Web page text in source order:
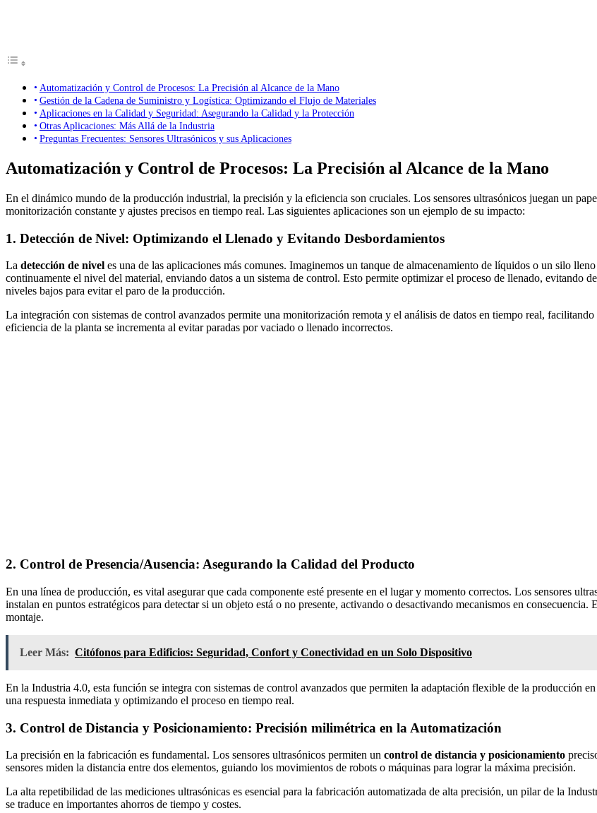
Automatización y Control de Procesos: La Precisión al Alcance de la Mano
Gestión de la Cadena de Suministro y Logística: Optimizando el Flujo de Materiales
Aplicaciones en la Calidad y Seguridad: Asegurando la Calidad y la Protección
Otras Aplicaciones: Más Allá de la Industria
Preguntas Frecuentes: Sensores Ultrasónicos y sus Aplicaciones
Automatización y Control de Procesos: La Precisión al Alcance de la Mano
En el dinámico mundo de la producción industrial, la precisión y la eficiencia son cruciales. Los sensores ultrasónicos juegan un
monitorización constante y ajustes precisos en tiempo real. Las siguientes aplicaciones son un ejemplo de su impacto:
1. Detección de Nivel: Optimizando el Llenado y Evitando Desbordamientos
La detección de nivel es una de las aplicaciones más comunes. Imaginemos un tanque de almacenamiento de líquidos o un silo
continuamente el nivel del material, enviando datos a un sistema de control. Esto permite optimizar el proceso de llenado, evitando
niveles bajos para evitar el paro de la producción.
La integración con sistemas de control avanzados permite una monitorización remota y el análisis de datos en tiempo real,
eficiencia de la planta se incrementa al evitar paradas por vaciado o llenado incorrectos.
2. Control de Presencia/Ausencia: Asegurando la Calidad del Producto
En una línea de producción, es vital asegurar que cada componente esté presente en el lugar y momento correctos. Los sensores
instalan en puntos estratégicos para detectar si un objeto está o no presente, activando o desactivando mecanismos en
montaje.
Leer Más: Citófonos para Edificios: Seguridad, Confort y Conectividad en un Solo Dispositivo
En la Industria 4.0, esta función se integra con sistemas de control avanzados que permiten la adaptación flexible de la producción
una respuesta inmediata y optimizando el proceso en tiempo real.
3. Control de Distancia y Posicionamiento: Precisión milimétrica en la Automatización
La precisión en la fabricación es fundamental. Los sensores ultrasónicos permiten un control de distancia y posicionamiento
sensores miden la distancia entre dos elementos, guiando los movimientos de robots o máquinas para lograr la máxima precisión.
La alta repetibilidad de las mediciones ultrasónicas es esencial para la fabricación automatizada de alta precisión, un pilar de la
se traduce en importantes ahorros de tiempo y costes.